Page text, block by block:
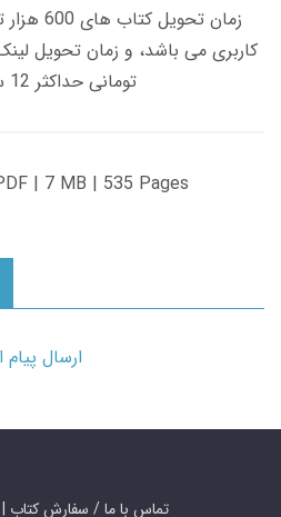
زمان
تومانی حداکثر 12 ساعت از طریق پیامک/ایمیل
| 7 MB | 535 Pages
ارسال پیام از
Contact Us / Order Book | تماس با ما / سفارش کتاب